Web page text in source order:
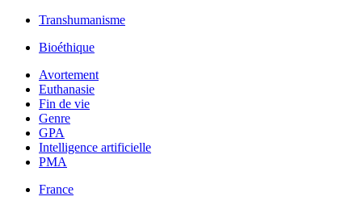
Transhumanisme
Bioéthique
Avortement
Euthanasie
Fin de vie
Genre
GPA
Intelligence artificielle
PMA
France